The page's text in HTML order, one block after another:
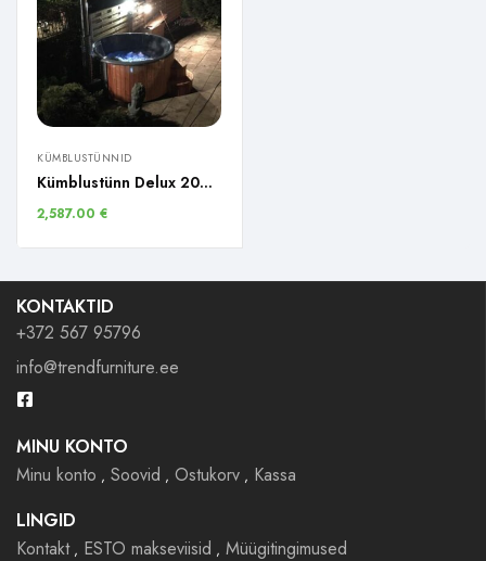
KÜMBLUSTÜNNID
Kümblustünn Delux 200 integreeritud ahjuga
2,587.00 €
KONTAKTID
+372 567 95796
info@trendfurniture.ee
MINU KONTO
Minu konto
Soovid Ostukorv
Kassa
LINGID
Kontakt
ESTO makseviisid Müügitingimused